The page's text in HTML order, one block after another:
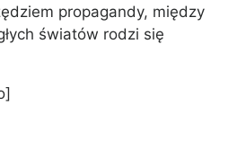
propagandy, między
światów rodzi się